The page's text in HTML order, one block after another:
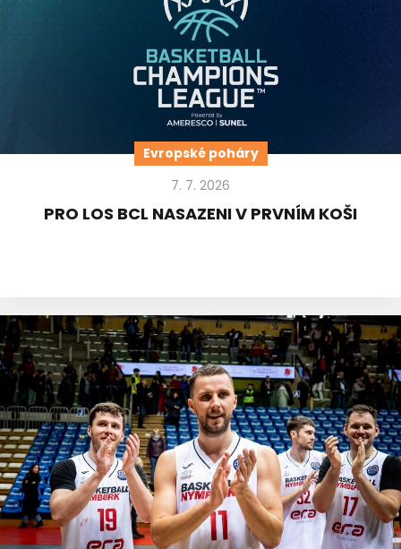
Evropské poháry
7. 7. 2026
PRO LOS BCL NASAZENI V PRVNÍM KOŠI